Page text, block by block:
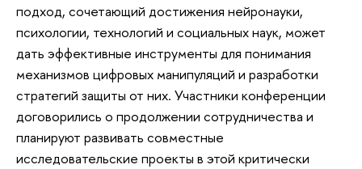
подход, сочетающий достижения нейронауки,
психологии, технологий и социальных наук, может
дать эффективные инструменты для понимания
механизмов цифровых манипуляций и разработки
стратегий защиты от них. Участники конференции
договорились о продолжении сотрудничества и
планируют развивать совместные
исследовательские проекты в этой критически